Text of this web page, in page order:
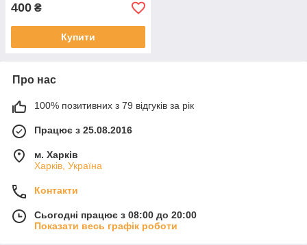
400 ₴
Купити
Про нас
100% позитивних з 79 відгуків за рік
Працює з 25.08.2016
м. Харків
Харків, Україна
Контакти
Сьогодні працює з 08:00 до 20:00
Показати весь графік роботи